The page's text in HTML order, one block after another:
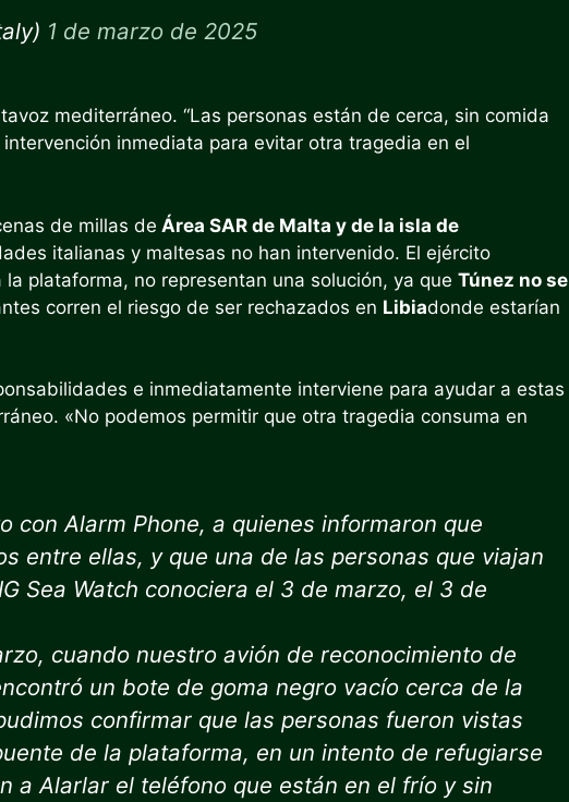
1 de marzo de 2025
mediterráneo. “Las personas están de cerca, sin comida
inmediata para evitar otra tragedia en el
de millas de Área SAR de Malta y de la isla de
italianas y maltesas no han intervenido. El ejército
plataforma, no representan una solución, ya que Túnez no se
corren el riesgo de ser rechazados en Libiadonde estarían
e inmediatamente interviene para ayudar a estas
«No podemos permitir que otra tragedia consuma en
con Alarm Phone, a quienes informaron que
entre ellas, y que una de las personas que viajan
Sea Watch conociera el 3 de marzo, el 3 de
cuando nuestro avión de reconocimiento de
un bote de goma negro vacío cerca de la
confirmar que las personas fueron vistas
de la plataforma, en un intento de refugiarse
a Alarlar el teléfono que están en el frío y sin